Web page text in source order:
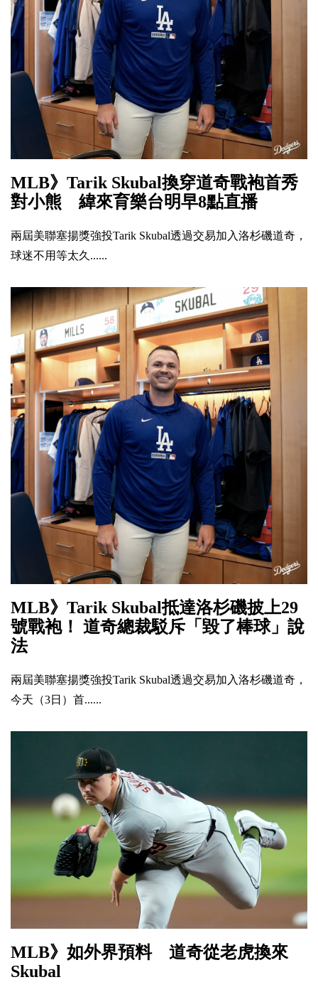
MLB》Tarik Skubal換穿道奇戰袍首秀
對小熊 緯來育樂台明早8點直播
兩屆美聯塞揚獎強投Tarik Skubal透過交易加入洛杉磯道奇，
球迷不用等太久......
MLB》Tarik Skubal抵達洛杉磯披上29
號戰袍！ 道奇總裁駁斥「毀了棒球」說
法
兩屆美聯塞揚獎強投Tarik Skubal透過交易加入洛杉磯道奇，
今天（3日）首......
MLB》如外界預料 道奇從老虎換來
Skubal